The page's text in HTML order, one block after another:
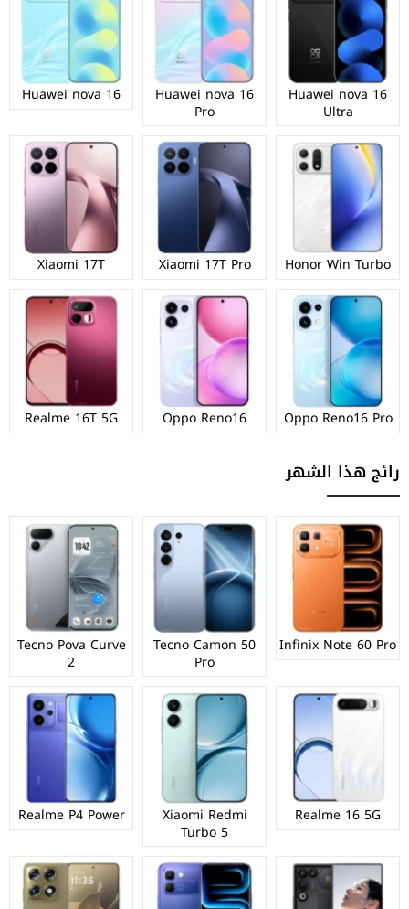
Huawei nova 16
Ultra
Huawei nova 16
Pro
Huawei nova 16
Honor Win Turbo
Xiaomi 17T Pro
Xiaomi 17T
Oppo Reno16 Pro
Oppo Reno16
Realme 16T 5G
رائج هذا الشهر
Infinix Note 60 Pro
Tecno Camon 50
Pro
Tecno Pova Curve
2
Realme 16 5G
Xiaomi Redmi
Turbo 5
Realme P4 Power